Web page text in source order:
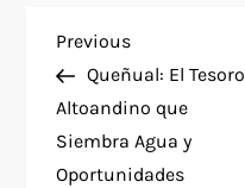
P
o
s
Previous
Post
Previous
Queñual: El Tesoro
Altoandino que
Siembra Agua y
Oportunidades